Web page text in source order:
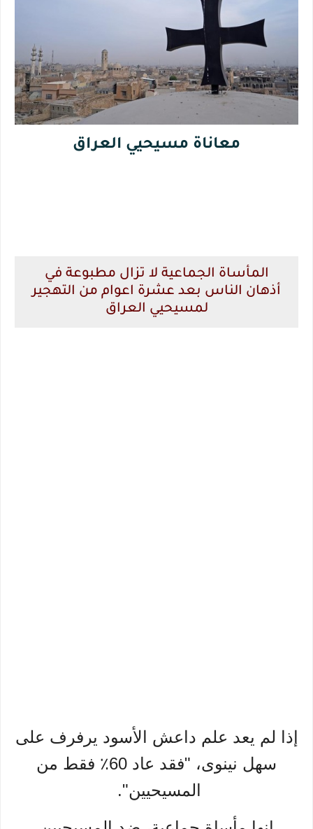
معاناة مسيحيي العراق
المأساة الجماعية لا تزال مطبوعة في
أذهان الناس بعد عشرة اعوام من التهجير
لمسيحيي العراق
إذا لم يعد علم داعش الأسود يرفرف على
سهل نينوى، "فقد عاد 60٪ فقط من
المسيحيين".